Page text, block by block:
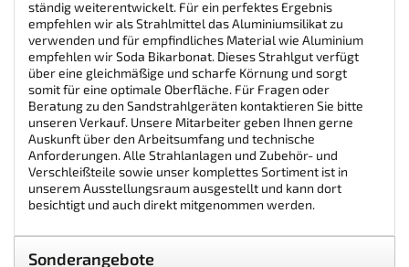
Powerplustools seit Jahren erfolgreich vertrieben und
ständig weiterentwickelt. Für ein perfektes Ergebnis
empfehlen wir als Strahlmittel das Aluminiumsilikat zu
verwenden und für empfindliches Material wie Aluminium
empfehlen wir Soda Bikarbonat. Dieses Strahlgut verfügt
über eine gleichmäßige und scharfe Körnung und sorgt
somit für eine optimale Oberfläche. Für Fragen oder
Beratung zu den Sandstrahlgeräten kontaktieren Sie bitte
unseren Verkauf. Unsere Mitarbeiter geben Ihnen gerne
Auskunft über den Arbeitsumfang und technische
Anforderungen. Alle Strahlanlagen und Zubehör- und
Verschleißteile sowie unser komplettes Sortiment ist in
unserem Ausstellungsraum ausgestellt und kann dort